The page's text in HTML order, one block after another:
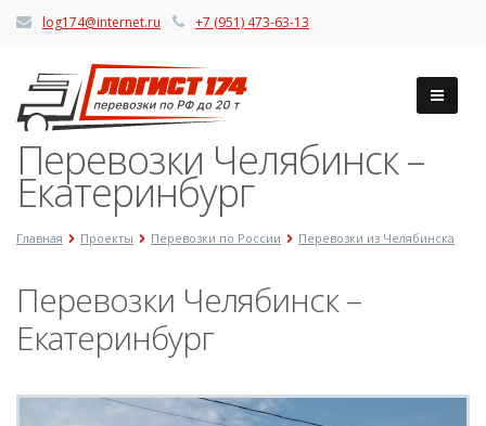
log174@internet.ru +7 (951) 473-63-13
Перевозки Челябинск –
Екатеринбург
Главная Проекты Перевозки по России Перевозки из Челябинска
Перевозки Челябинск –
Екатеринбург